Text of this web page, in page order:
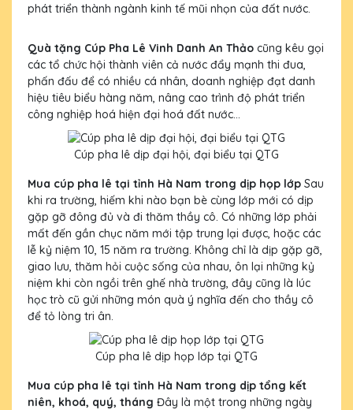
phát triển thành ngành kinh tế mũi nhọn của đất nước.
Quà tặng Cúp Pha Lê Vinh Danh An Thảo cũng kêu gọi
các tổ chức hội thành viên cả nước đẩy mạnh thi đua,
phấn đấu để có nhiều cá nhân, doanh nghiệp đạt danh
hiệu tiêu biểu hàng năm, nâng cao trình độ phát triển
công nghiệp hoá hiện đại hoá đất nước...
Cúp pha lê dịp đại hội, đại biểu tại QTG
Mua cúp pha lê tại tỉnh Hà Nam trong dịp họp lớp Sau
khi ra trường, hiếm khi nào bạn bè cùng lớp mới có dịp
gặp gỡ đông đủ và đi thăm thầy cô. Có những lớp phải
mất đến gần chục năm mới tập trung lại được, hoặc các
lễ kỷ niệm 10, 15 năm ra trường. Không chỉ là dịp gặp gỡ,
giao lưu, thăm hỏi cuộc sống của nhau, ôn lại những kỷ
niệm khi còn ngồi trên ghế nhà trường, đây cũng là lúc
học trò cũ gửi những món quà ý nghĩa đến cho thầy cô
để tỏ lòng tri ân.
Cúp pha lê dịp họp lớp tại QTG
Mua cúp pha lê tại tỉnh Hà Nam trong dịp tổng kết
niên, khoá, quý, tháng Đây là một trong những ngày